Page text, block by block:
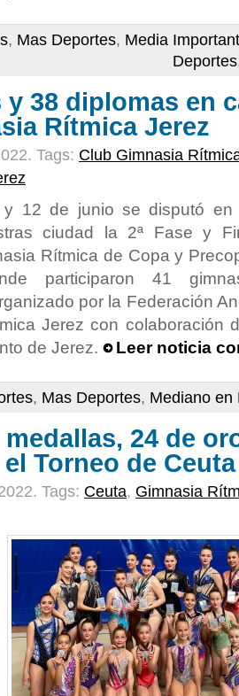
, Mas Deportes, Media
Deportes
y 38 diplomas en
Rítmica Jerez
Tags: Club Gimnasia
12 de junio se disputó en
ciudad la 2ª Fase y
Rítmica de Copa y
participaron 41
por la Federación
Jerez con colaboración
de Jerez.
Leer noticia
, Mas Deportes, Mediano en
medallas, 24 de
Torneo de Ceuta
Tags: Ceuta, Gimnasia